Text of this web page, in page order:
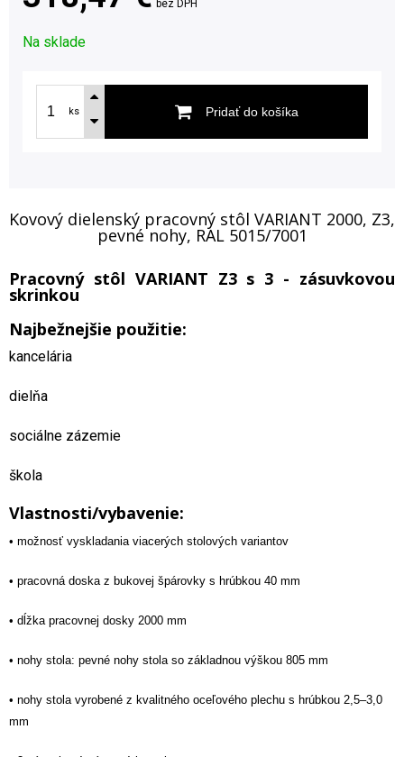
bez DPH
Na sklade
ks Pridať do košíka
Kovový dielenský pracovný stôl VARIANT 2000, Z3,
pevné nohy, RAL 5015/7001
Pracovný stôl VARIANT Z3 s 3 - zásuvkovou
skrinkou
Najbežnejšie použitie:
kancelária
dielňa
sociálne zázemie
škola
Vlastnosti/vybavenie:
• možnosť vyskladania viacerých stolových variantov
• pracovná doska z bukovej špárovky s hrúbkou 40 mm
• dĺžka pracovnej dosky 2000 mm
• nohy stola: pevné nohy stola so základnou výškou 805 mm
• nohy stola vyrobené z kvalitného oceľového plechu s hrúbkou 2,5–3,0
mm